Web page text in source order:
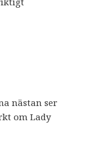
nästan ser
om Lady